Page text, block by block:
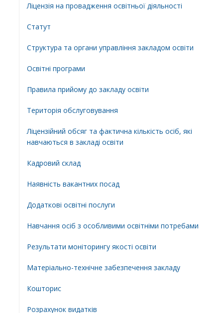
Ліцензія на провадження освітньої діяльності
Статут
Структура та органи управління закладом освіти
Освiтнi програми
Правила прийому до закладу освіти
Територiя обслуговування
Ліцензійний обсяг та фактична кількість осіб, які
навчаються в закладі освіти
Кадровий склад
Наявність вакантних посад
Додатковi освiтнi послуги
Навчання осіб з особливими освітніми потребами
Результати моніторингу якості освіти
Матеріально-технічне забезпечення закладу
Кошторис
Розрахунок видатків